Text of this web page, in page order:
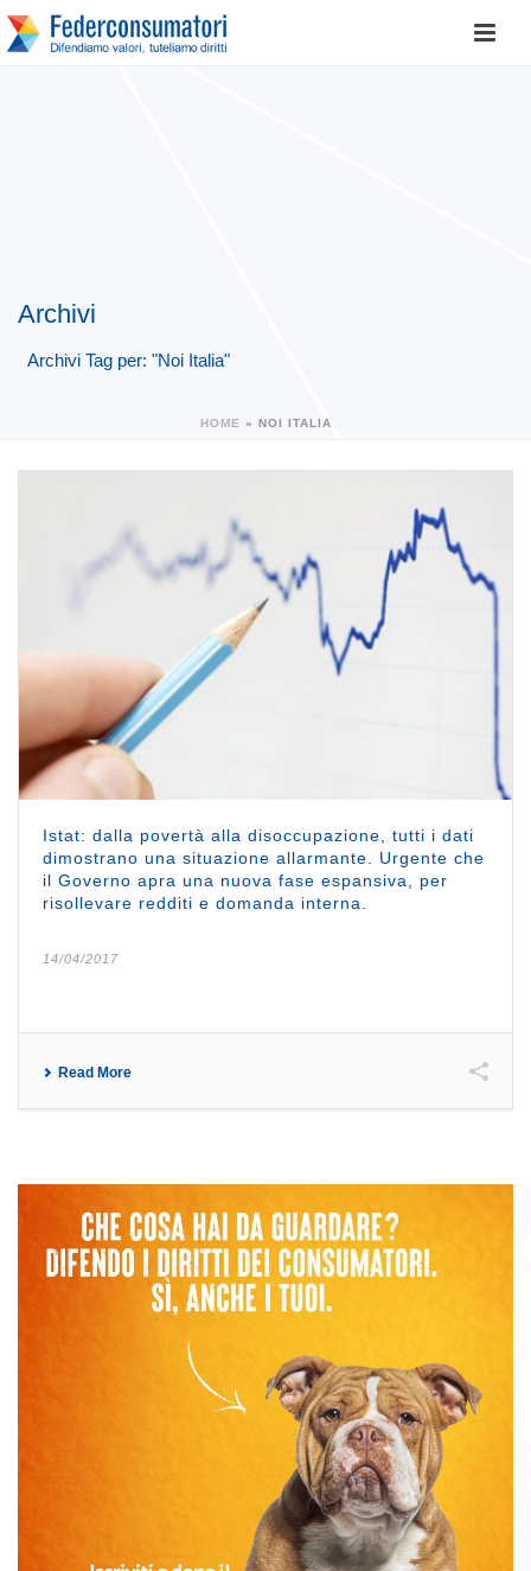
Archivi
Archivi Tag per: "Noi Italia"
HOME » NOI ITALIA
Istat: dalla povertà alla disoccupazione, tutti i dati
dimostrano una situazione allarmante. Urgente che
il Governo apra una nuova fase espansiva, per
risollevare redditi e domanda interna.
14/04/2017
Read More